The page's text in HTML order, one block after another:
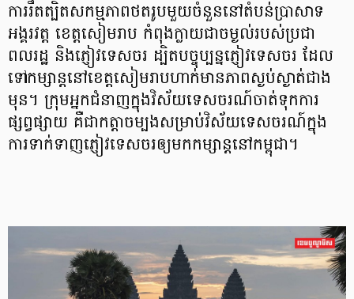
ការរឹតត្បិតសកម្មភាពថតរូបមួយចំនួននៅតំបន់ប្រាសាទ
អង្គរវត្ត ខេត្តសៀមរាប កំពុងក្លាយជាចម្ងល់របស់ប្រជា
ពលរដ្ឋ និងភ្ញៀវទេសចរ ដ្បិតបច្ចុប្បន្នភ្ញៀវទេសចរ ដែល
ទៅកម្សាន្តនៅខេត្តសៀមរាបហាក់មានភាពស្ងប់ស្ងាត់ជាង
មុន។ ក្រុមអ្នកជំនាញក្នុងវិស័យទេសចរណ៍ចាត់ទុកការ
ផ្សព្វផ្សាយ គឺជាកត្តាចម្បងសម្រាប់វិស័យទេសចរណ៍ក្នុង
ការទាក់ទាញភ្ញៀវទេសចរឲ្យមកកម្សាន្តនៅកម្ពុជា។